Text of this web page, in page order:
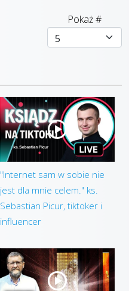
Pokaż #
"Internet sam w sobie nie
jest dla mnie celem." ks.
Sebastian Picur, tiktoker i
influencer